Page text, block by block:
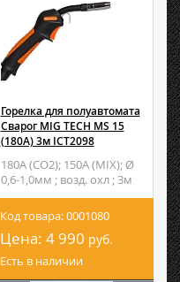
Горелка для полуавтомата
Сварог MIG TECH MS 15
(180А) 3м ICT2098
180А (CO2); 150А (MIX); Ø
0,6-1,0мм ; возд. охл ; 3м
Код товара: 0001080
Цена: 4 990 руб.
Есть в наличии